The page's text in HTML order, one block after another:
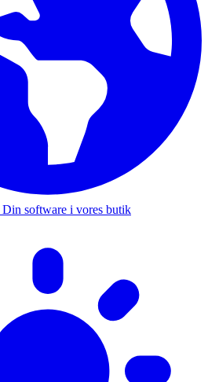
Din software i vores butik